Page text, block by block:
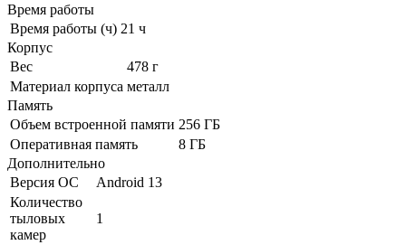
Время работы
Время работы (ч) 21 ч
Корпус
Вес
478 г
Материал корпуса металл
Память
Объем встроенной памяти 256 ГБ
Оперативная память
8 ГБ
Дополнительно
Версия ОС
Android 13
Количество
тыловых
камер
1